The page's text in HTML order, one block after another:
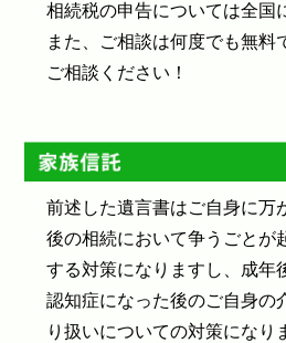
相続税の申告については全国
また、ご相談は何度でも無料
ご相談ください！
前述した遺言書はご自身に万
後の相続において争うごとが
する対策になりますし、成年
認知症になった後のご自身の
り扱いについての対策になり